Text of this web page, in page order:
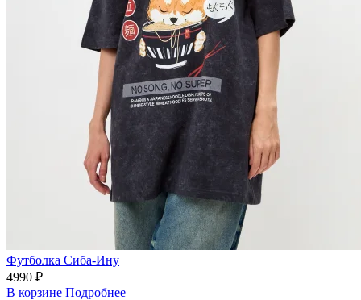
Футболка Сиба-Ину
4990 ₽
В корзине Подробнее